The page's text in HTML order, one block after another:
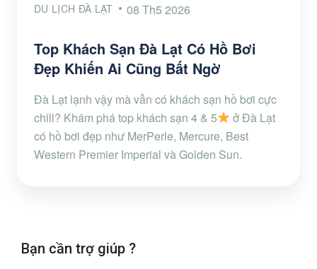
DU LỊCH ĐÀ LẠT 08 Th5 2026
Top Khách Sạn Đà Lạt Có Hồ Bơi
Đẹp Khiến Ai Cũng Bất Ngờ
Đà Lạt lạnh vậy mà vẫn có khách sạn hồ bơi cực
chill? Khám phá top khách sạn 4 & 5
ở Đà Lạt
có hồ bơi đẹp như MerPerle, Mercure, Best
Western Premier Imperial và Golden Sun.
Bạn cần trợ giúp ?